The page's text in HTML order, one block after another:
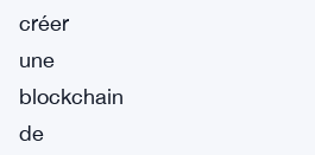
créer
une
blockchain
de